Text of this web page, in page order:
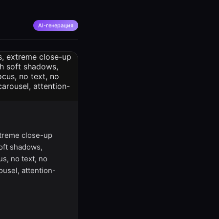
AI-генерация
close-up
shadows,
no text, no
attention-